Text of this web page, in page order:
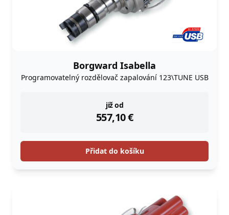
Borgward Isabella
Programovatelný rozdělovač zapalování 123\TUNE USB
již od
557,10€
instock
Přidat do košíku